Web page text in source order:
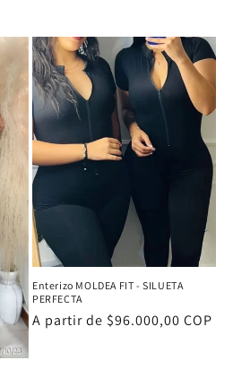
Enterizo MOLDEA FIT - SILUETA
PERFECTA
Precio
A partir de $96.000,00 COP